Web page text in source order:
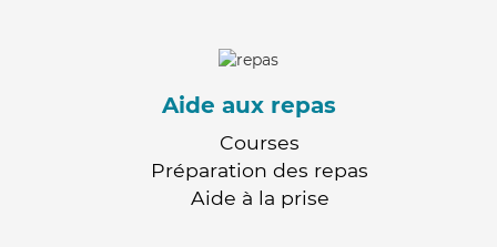
Aide aux repas
Courses
Préparation des repas
Aide à la prise